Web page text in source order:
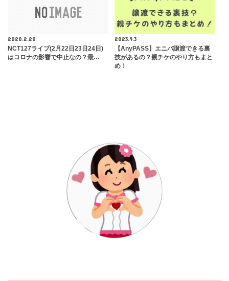
2020.2.20
NCT127ライブ(2月22日23日24日)
はコロナの影響で中止なの？最…
2023.9.3
【AnyPASS】エニパ譲渡できる裏
技があるの？親チケのやり方もまと
め！